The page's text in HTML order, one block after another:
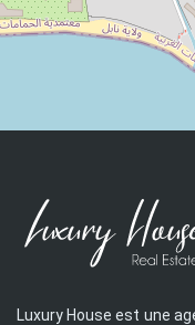
Luxury House est une